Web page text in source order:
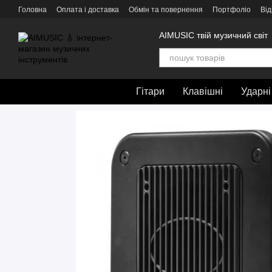
Перейти до основного контенту
Головна Оплата і доставка Обмін та повернення Портфоліо
AIMUSIC твій музичний світ
Гітари Клавішні Ударні